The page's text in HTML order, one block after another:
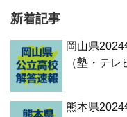
新着記事
岡山県
（塾・テレ
熊本県2024